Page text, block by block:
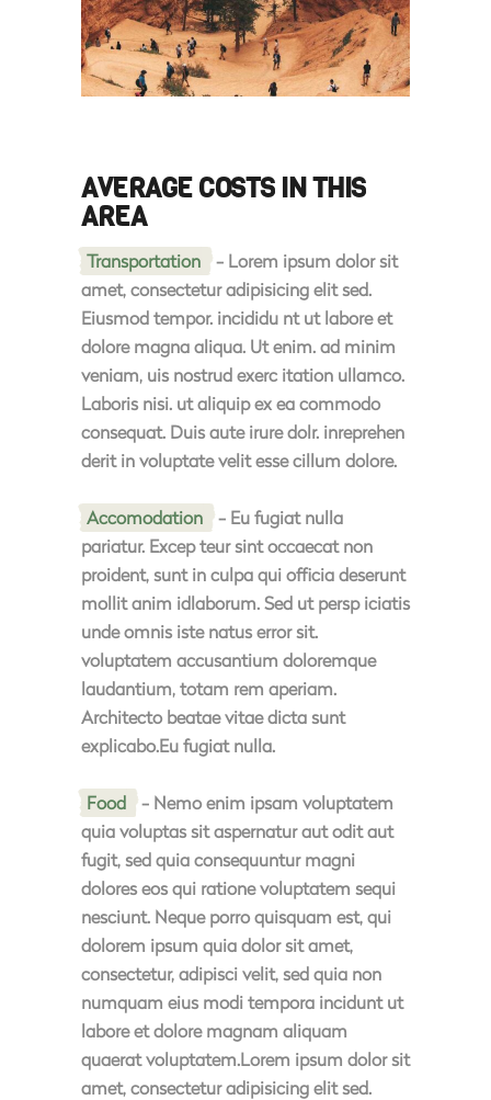
AVERAGE COSTS IN THIS
AREA
Transportation - Lorem ipsum dolor sit
amet, consectetur adipisicing elit sed.
Eiusmod tempor. incididu nt ut labore et
dolore magna aliqua. Ut enim. ad minim
veniam, uis nostrud exerc itation ullamco.
Laboris nisi. ut aliquip ex ea commodo
consequat. Duis aute irure dolr. inreprehen
derit in voluptate velit esse cillum dolore.
Accomodation - Eu fugiat nulla
pariatur. Excep teur sint occaecat non
proident, sunt in culpa qui officia deserunt
mollit anim idlaborum. Sed ut persp iciatis
unde omnis iste natus error sit.
voluptatem accusantium doloremque
laudantium, totam rem aperiam.
Architecto beatae vitae dicta sunt
explicabo.Eu fugiat nulla.
Food - Nemo enim ipsam voluptatem
quia voluptas sit aspernatur aut odit aut
fugit, sed quia consequuntur magni
dolores eos qui ratione voluptatem sequi
nesciunt. Neque porro quisquam est, qui
dolorem ipsum quia dolor sit amet,
consectetur, adipisci velit, sed quia non
numquam eius modi tempora incidunt ut
labore et dolore magnam aliquam
quaerat voluptatem.Lorem ipsum dolor sit
amet, consectetur adipisicing elit sed.